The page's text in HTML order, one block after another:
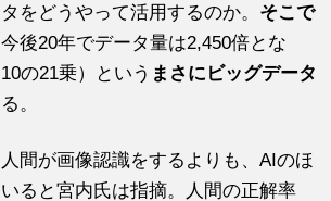
をどうやって活用するのか。 そこで
後20年でデータ量は2,450倍とな
の21乗）という まさにビッグデータ
。
間が画像認識をするよりも、AIのほ
ると宮内氏は指摘。人間の正解率